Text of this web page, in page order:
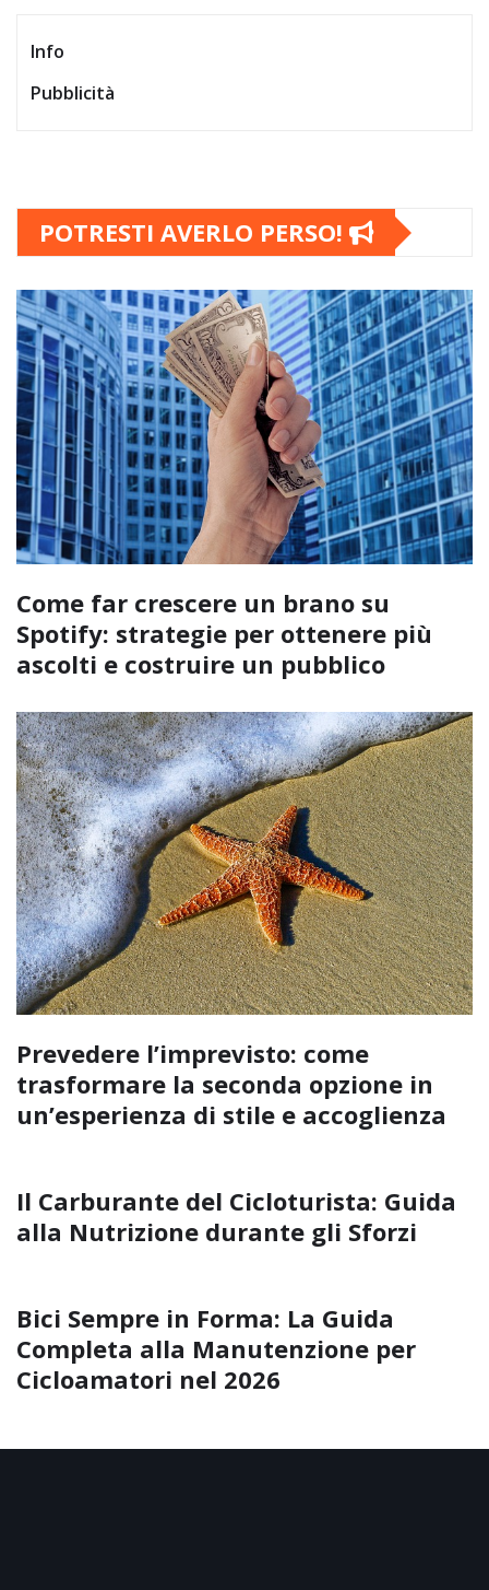
Info
Pubblicità
POTRESTI AVERLO PERSO!
Come far crescere un brano su
Spotify: strategie per ottenere più
ascolti e costruire un pubblico
Prevedere l’imprevisto: come
trasformare la seconda opzione in
un’esperienza di stile e accoglienza
Il Carburante del Cicloturista: Guida
alla Nutrizione durante gli Sforzi
Bici Sempre in Forma: La Guida
Completa alla Manutenzione per
Cicloamatori nel 2026